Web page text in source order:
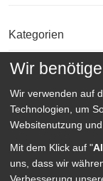
Kategorien
Wir
Wir verwenden auf
Technologien, um
Websitenutzung
Mit dem Klick auf "
uns, dass wir